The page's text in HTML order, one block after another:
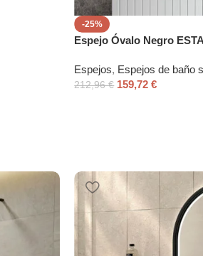
-25%
Espejo Óvalo Negro
Espejos, Espejos de baño
212,96€ 159,72€